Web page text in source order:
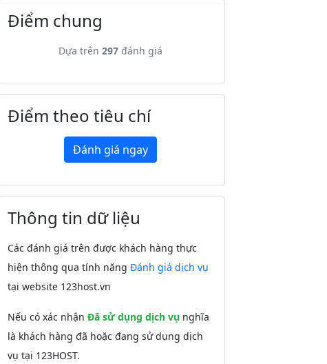
Điểm chung
Dựa trên 297đánh giá
Điểm theo tiêu chí
Đánh giá ngay
Thông tin dữ liệu
Các đánh giá trên được khách hàng thực
hiện thông qua tính năng Đánh giá dịch vụ
tại website 123host.vn
Nếu có xác nhận Đã sử dụng dịch vụnghĩa
là khách hàng đã hoặc đang sử dụng dịch
vụ tại 123HOST.